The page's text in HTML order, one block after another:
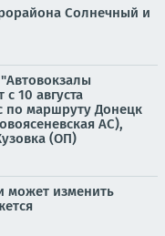
Солнечный и
10 августа
по маршруту Донецк
АС),
(ОП)
может изменить